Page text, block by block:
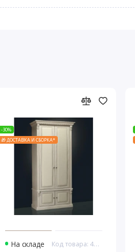
-30%
🎁 ДОСТАВКА И СБОРКА*
На складе Код товара: 4638